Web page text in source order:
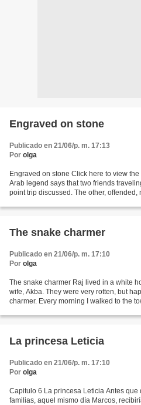
Engraved on stone
Publicado en 21/06/p. m. 17:13
Por olga
Engraved on stone Click here to view
Arab legend says that two friends
point trip discussed. The other, offended,
The snake charmer
Publicado en 21/06/p. m. 17:10
Por olga
The snake charmer Raj lived in a white
wife, Akba. They were very rotten, but
charmer. Every morning I walked to the
La princesa Leticia
Publicado en 21/06/p. m. 17:10
Por olga
Capitulo 6 La princesa Leticia Antes
familias, aquel mismo día Marcos,